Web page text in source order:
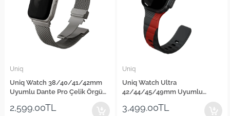
Uniq
Uniq Watch 38/40/41/42mm
Uyumlu Dante Pro Çelik Örgü
2,599.00TL
Uniq
Uniq Watch Ultra
42/44/45/49mm Uyumlu
Stride Rubber FKM Designer
Edition Silikon Kordon
3,499.00TL